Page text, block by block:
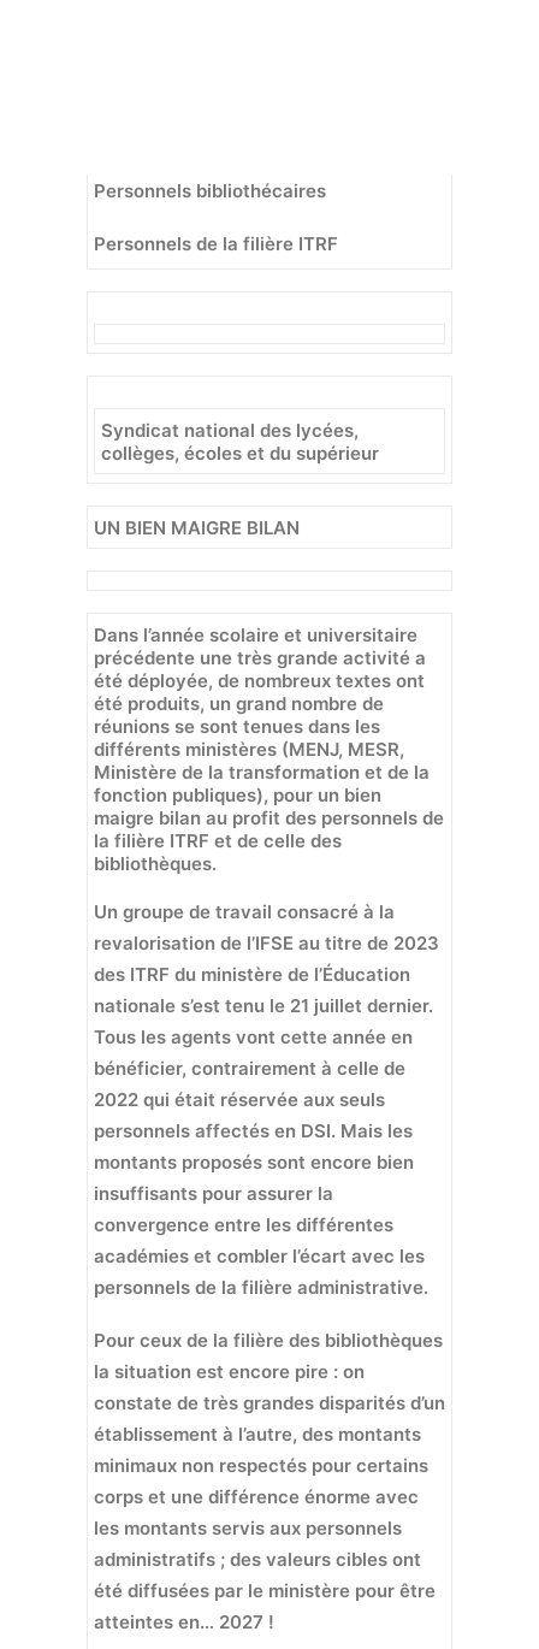
Personnels bibliothécaires
Personnels de la filière ITRF
Syndicat national des lycées,
collèges, écoles et du supérieur
UN BIEN MAIGRE BILAN
Dans l’année scolaire et universitaire
précédente une très grande activité a
été déployée, de nombreux textes ont
été produits, un grand nombre de
réunions se sont tenues dans les
différents ministères (MENJ, MESR,
Ministère de la transformation et de la
fonction publiques), pour un bien
maigre bilan au profit des personnels de
la filière ITRF et de celle des
bibliothèques.
Un groupe de travail consacré à la
revalorisation de l’IFSE au titre de 2023
des ITRF du ministère de l’Éducation
nationale s’est tenu le 21 juillet dernier.
Tous les agents vont cette année en
bénéficier, contrairement à celle de
2022 qui était réservée aux seuls
personnels affectés en DSI. Mais les
montants proposés sont encore bien
insuffisants pour assurer la
convergence entre les différentes
académies et combler l’écart avec les
personnels de la filière administrative.
Pour ceux de la filière des bibliothèques
la situation est encore pire : on
constate de très grandes disparités d’un
établissement à l’autre, des montants
minimaux non respectés pour certains
corps et une différence énorme avec
les montants servis aux personnels
administratifs ; des valeurs cibles ont
été diffusées par le ministère pour être
atteintes en… 2027 !